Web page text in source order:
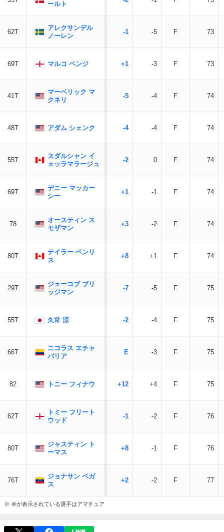
ールト
62T
アレクサンデル
ノーレン
69T マルコ ペンジ
41T
マーベリック マ
クネリ
48T アダム シェンク
55T
スダルシャン イ
ェッラマラージュ
69T
デニー マッカー
シー
78
オースティン ス
モザマン
80T
テイラー ペンリ
ス
29T
ジェーコブ ブリ
ッジマン
55T 久常 涼
66T
ニコラス エチャ
バリア
82 トニー フィナウ
62T
トミー フリート
ウッド
80T
ジャスティン ト
ーマス
76T
ジョナサン ベガ
ス
-1 -5 F 73
+1 -3 F 73
-5 -4 F 74
-4 -4 F 74
-2 0 F 74
+1 -1 F 74
+3 -2 F 74
+8 +1 F 74
-7 -5 F 75
-2 -4 F 75
E -3 F 75
+12 +4 F 75
-1 -2 F 76
+8 -1 F 76
+2 -2 F 77
※ ＠が表示されている選手はアマチュア